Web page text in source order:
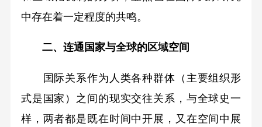
中存在着一定程度的共鸣。
二、连通国家与全球的区域空间
国际关系作为人类各种群体（主要组织形
式是国家）之间的现实交往关系，与全球史一
样，两者都是既在时间中开展，又在空间中展